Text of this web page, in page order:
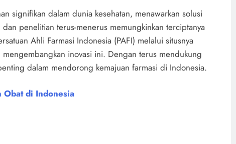
signifikan dalam dunia kesehatan, menawarkan solusi
penelitian terus-menerus memungkinkan terciptanya
Ahli Farmasi Indonesia (PAFI) melalui situsnya
inovasi ini. Dengan terus mendukung
dalam mendorong kemajuan farmasi di Indonesia.
Obat di Indonesia